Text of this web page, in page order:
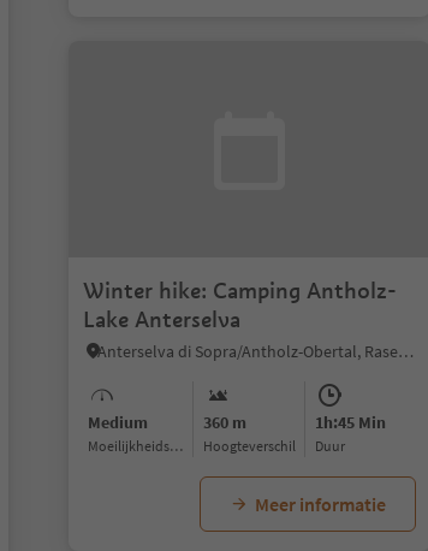
Winter hike: Camping Antholz-
Lake Anterselva
Anterselva di Sopra/Antholz-Obertal, Rasen-Antholz/Rasun Anterselva, Dolomites Region Kronplatz/Plan de Corones
Medium
Moeilijkheidsgraad
360 m
Hoogteverschil
1h:45 Min
Duur
Meer informatie